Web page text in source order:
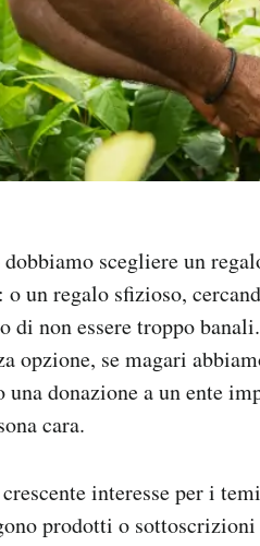
dobbiamo scegliere un
un regalo sfizioso,
di non essere troppo
opzione, se magari
una donazione a un ente
cara.
interesse per i
prodotti o